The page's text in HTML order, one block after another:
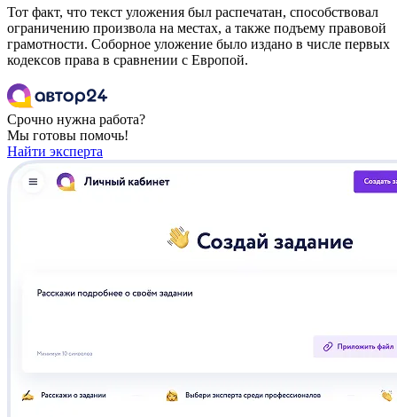
Тот факт, что текст уложения был распечатан, способствовал
ограничению произвола на местах, а также подъему правовой
грамотности. Соборное уложение было издано в числе первых
кодексов права в сравнении с Европой.
Срочно нужна работа?
Мы готовы помочь!
Найти эксперта